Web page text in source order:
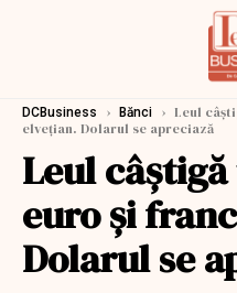
DCBusiness › Bănci › Leul
elvețian. Dolarul se apreciază
Leul
euro și
Dolarul se